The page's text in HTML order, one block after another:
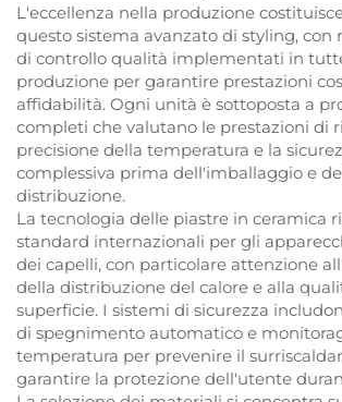
L'eccellenza nella produzione
questo sistema avanzato di styling, con
di controllo qualità implementati in
produzione per garantire prestazioni
affidabilità. Ogni unità è sottoposta a
completi che valutano le prestazioni di
precisione della temperatura e la
complessiva prima dell'imballaggio e
distribuzione.
La tecnologia delle piastre in ceramica
standard internazionali per gli
dei capelli, con particolare attenzione
della distribuzione del calore e alla
superficie. I sistemi di sicurezza
di spegnimento automatico e
temperatura per prevenire il
garantire la protezione dell'utente